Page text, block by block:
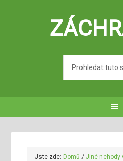
Jste zde: Domů / Jiné nehody